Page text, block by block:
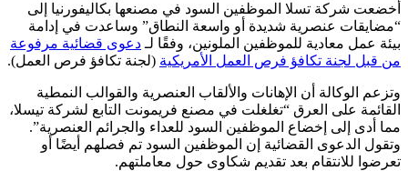
أخضعت شركة تسلا الموظفين السود في مصنعها بكاليفورنيا إلى
“مضايقات عنصرية شديدة أو واسعة النطاق” وساعدت في إدامة
بيئة عمل معادية للموظفين الملونين، وفقًا لـ دعوى قضائية مرفوعة
من قبل لجنة تكافؤ فرص العمل الأمريكية (لجنة تكافؤ فرص العمل).
وتزعم الوكالة أن الإهانات والألقاب العنصرية والقوالب النمطية
القائمة على العرق “تغلغلت في مصنع فريمونت التابع لشركة تيسلا،
مما أدى إلى إخضاع الموظفين السود للعداء والجرائم العنصرية”.
وتقول الدعوى القضائية إن الموظفين السود تم فصلهم أيضًا أو
تعرضوا للانتقام بعد تقديم شكاوى حول معاملتهم.